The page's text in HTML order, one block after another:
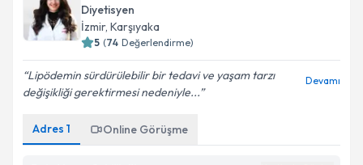
Diyetisyen
İzmir, Karşıyaka
5 (74 Değerlendirme)
Lipödemin sürdürülebilir bir tedavi ve yaşam tarzı
değişikliği gerektirmesi nedeniyle...
Devamı
Adres 1 Online Görüşme